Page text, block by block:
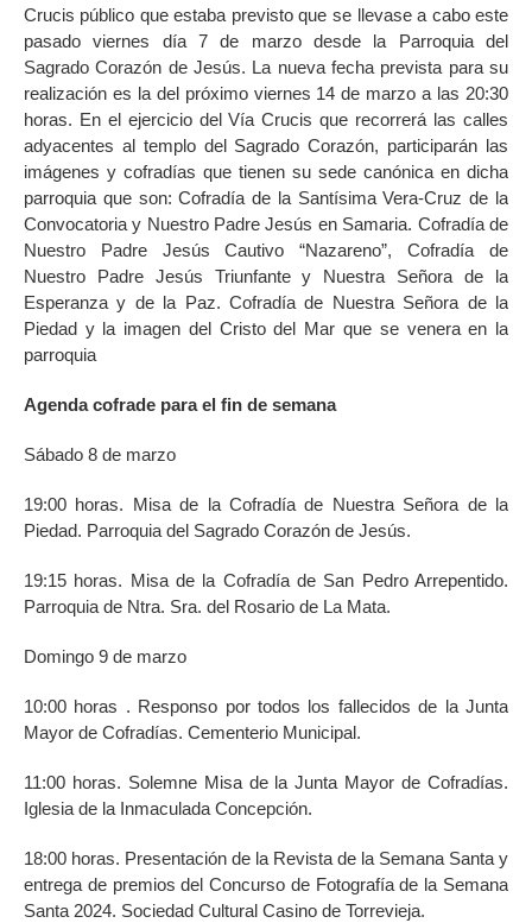
Crucis público que estaba previsto que se llevase a cabo este
pasado viernes día 7 de marzo desde la Parroquia del
Sagrado Corazón de Jesús. La nueva fecha prevista para su
realización es la del próximo viernes 14 de marzo a las 20:30
horas. En el ejercicio del Vía Crucis que recorrerá las calles
adyacentes al templo del Sagrado Corazón, participarán las
imágenes y cofradías que tienen su sede canónica en dicha
parroquia que son: Cofradía de la Santísima Vera-Cruz de la
Convocatoria y Nuestro Padre Jesús en Samaria. Cofradía de
Nuestro Padre Jesús Cautivo “Nazareno”, Cofradía de
Nuestro Padre Jesús Triunfante y Nuestra Señora de la
Esperanza y de la Paz. Cofradía de Nuestra Señora de la
Piedad y la imagen del Cristo del Mar que se venera en la
parroquia
Agenda cofrade para el fin de semana
Sábado 8 de marzo
19:00 horas. Misa de la Cofradía de Nuestra Señora de la
Piedad. Parroquia del Sagrado Corazón de Jesús.
19:15 horas. Misa de la Cofradía de San Pedro Arrepentido.
Parroquia de Ntra. Sra. del Rosario de La Mata.
Domingo 9 de marzo
10:00 horas . Responso por todos los fallecidos de la Junta
Mayor de Cofradías. Cementerio Municipal.
11:00 horas. Solemne Misa de la Junta Mayor de Cofradías.
Iglesia de la Inmaculada Concepción.
18:00 horas. Presentación de la Revista de la Semana Santa y
entrega de premios del Concurso de Fotografía de la Semana
Santa 2024. Sociedad Cultural Casino de Torrevieja.